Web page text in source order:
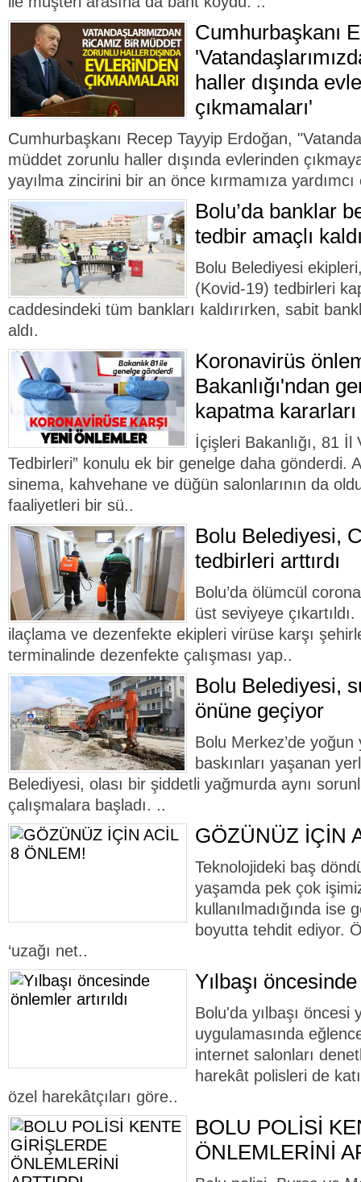
Cumhurbaşkanı
haller dışında
çıkmamaları'
Cumhurbaşkanı Recep Tayyip Erdoğan,
müddet zorunlu haller dışında evlerinden
yayılma zincirini bir an önce kırmamıza yardımcı
Bolu’da banklar
tedbir amaçlı
Bolu Belediyesi
(Kovid-19) tedbirleri
caddesindeki tüm bankları kaldırırken, sabit
aldı.
Koronavirüs
Bakanlığı'ndan
kapatma kararları
İçişleri Bakanlığı, 81 İl
Tedbirleri” konulu ek bir genelge daha gönderdi.
sinema, kahvehane ve düğün salonlarının da
faaliyetleri bir sü..
Bolu Belediyesi,
tedbirleri arttırdı
Bolu’da ölümcül
üst seviyeye
ilaçlama ve dezenfekte ekipleri virüse karşı
terminalinde dezenfekte çalışması yap..
Bolu Belediyesi,
önüne geçiyor
Bolu Merkez’de
baskınları yaşanan
Belediyesi, olası bir şiddetli yağmurda aynı
çalışmalara başladı. ..
GÖZÜNÜZ İÇİN
Teknolojideki baş
yaşamda pek çok
kullanılmadığında ise
boyutta tehdit ediyor.
‘uzağı net..
Yılbaşı
Bolu'da yılbaşı öncesi
uygulamasında
internet salonları
harekât polisleri de
özel harekâtçıları göre..
BOLU POLİSİ
ÖNLEMLERİNİ